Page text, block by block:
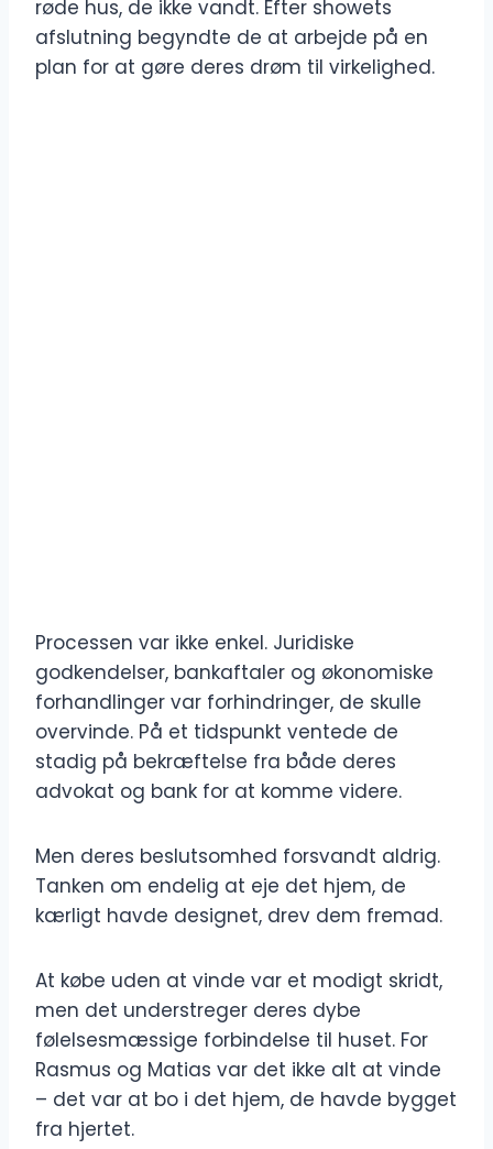
røde hus, de ikke vandt. Efter showets
afslutning begyndte de at arbejde på en
plan for at gøre deres drøm til virkelighed.
Processen var ikke enkel. Juridiske
godkendelser, bankaftaler og økonomiske
forhandlinger var forhindringer, de skulle
overvinde. På et tidspunkt ventede de
stadig på bekræftelse fra både deres
advokat og bank for at komme videre.
Men deres beslutsomhed forsvandt aldrig.
Tanken om endelig at eje det hjem, de
kærligt havde designet, drev dem fremad.
At købe uden at vinde var et modigt skridt,
men det understreger deres dybe
følelsesmæssige forbindelse til huset. For
Rasmus og Matias var det ikke alt at vinde
– det var at bo i det hjem, de havde bygget
fra hjertet.